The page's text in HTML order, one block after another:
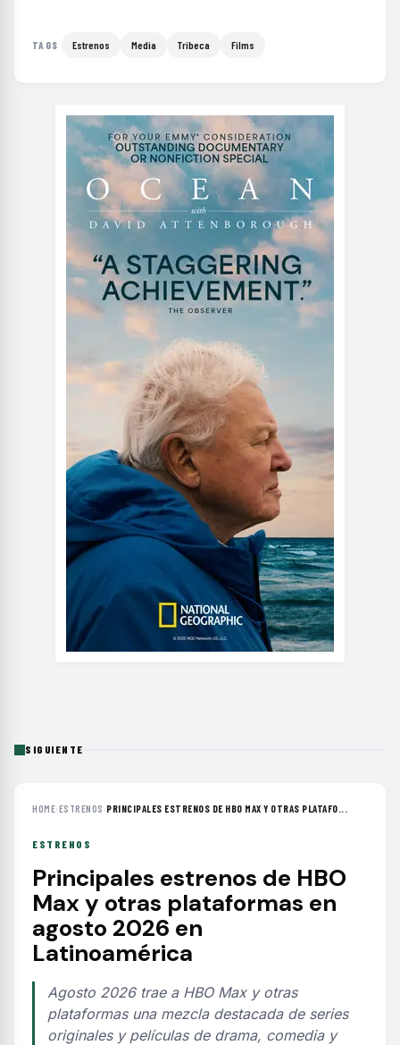
TAGS Estrenos Media Tribeca Films
SIGUIENTE
HOME›ESTRENOS ›PRINCIPALES ESTRENOS DE HBO MAX Y OTRAS PLATAFO...
ESTRENOS
Principales estrenos de HBO
Max y otras plataformas en
agosto 2026 en
Latinoamérica
Agosto 2026 trae a HBO Max y otras
plataformas una mezcla destacada de series
originales y películas de drama, comedia y